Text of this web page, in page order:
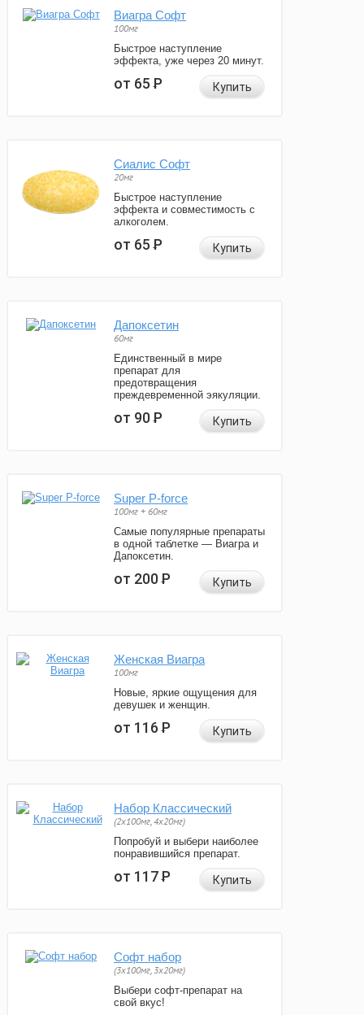
Виагра Софт
100мг
Быстрое наступление
эффекта, уже через 20 минут.
от 65Р Купить
Сиалис Софт
20мг
Быстрое наступление
эффекта и совместимость с
алкоголем.
от 65Р Купить
Дапоксетин
60мг
Единственный в мире
препарат для
предотвращения
преждевременной эякуляции.
от 90Р Купить
Super P-force
100мг + 60мг
Самые популярные препараты
в одной таблетке — Виагра и
Дапоксетин.
от 200Р Купить
Женская Виагра
100мг
Новые, яркие ощущения для
девушек и женщин.
от 116Р Купить
Набор Классический
(2x100мг, 4x20мг)
Попробуй и выбери наиболее
понравившийся препарат.
от 117Р Купить
Софт набор
(3x100мг, 3x20мг)
Выбери софт-препарат на
свой вкус!